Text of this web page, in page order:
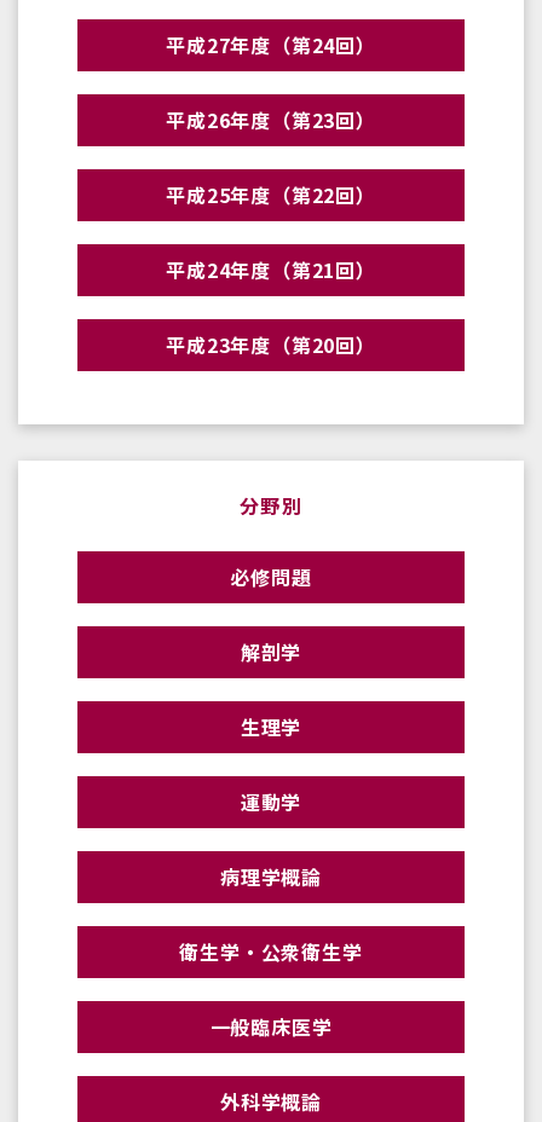
平成27年度（第24回）
平成26年度（第23回）
平成25年度（第22回）
平成24年度（第21回）
平成23年度（第20回）
分野別
必修問題
解剖学
生理学
運動学
病理学概論
衛生学・公衆衛生学
一般臨床医学
外科学概論